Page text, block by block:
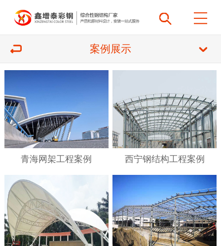
案例展示
青海网架工程案例 西宁钢结构工程案例